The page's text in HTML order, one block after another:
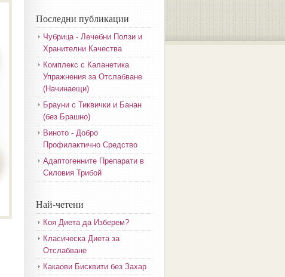
Последни публикации
Чубрица - Лечебни Ползи и
Хранителни Качества
Комплекс с Каланетика
Упражнения за Отслабване
(Начинаещи)
Брауни с Тиквички и Банан
(без Брашно)
Виното - Добро
Профилактично Средство
Адаптогенните Препарати в
Силовия Трибой
Най-четени
Коя Диета да Изберем?
Класическа Диета за
Отслабване
Какаови Бисквити без Захар